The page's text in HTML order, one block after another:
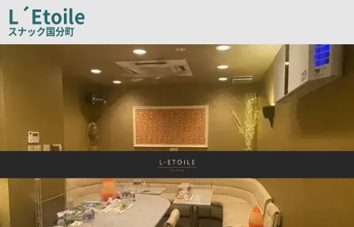
コ
ピ
L´Etoile
スナック国分町
店
PR